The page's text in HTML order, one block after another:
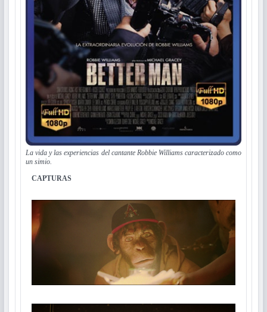
La vida y las experiencias del cantante Robbie Williams caracterizado como
un simio.
CAPTURAS